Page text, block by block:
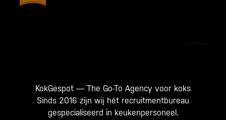
KokGespot — The Go-To Agency voor koks
Sinds 2016 zijn wij hét recruitmentbureau
gespecialiseerd in keukenpersoneel.